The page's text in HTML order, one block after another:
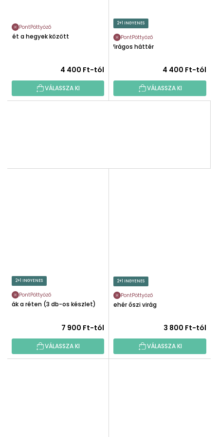
PontPöttyöző
Rét a hegyek között
4 400 Ft-tól
VÁLASSZA KI
2+1 INGYENES
PontPöttyöző
Virágos háttér
4 400 Ft-tól
VÁLASSZA KI
2+1 INGYENES
PontPöttyöző
Fák a réten (3 db-os készlet)
7 900 Ft-tól
VÁLASSZA KI
2+1 INGYENES
PontPöttyöző
Fehér őszi virág
3 800 Ft-tól
VÁLASSZA KI